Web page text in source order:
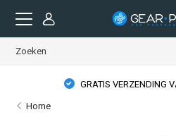
GRATIS VERZENDING
Home